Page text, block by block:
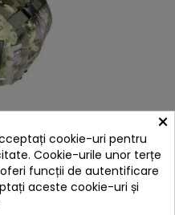
Jura 2 Camo -
lei
review
×
cookie-uri pentru
Cookie-urile unor terțe
funcții de autentificare
aceste cookie-uri și